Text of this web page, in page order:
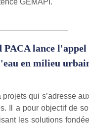
lance
en milieu
qui s’adresse
Il a pour objectif de
les solutions